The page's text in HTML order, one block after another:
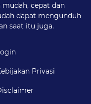
mudah, cepat dan
dapat mengunduh
saat itu juga.
Privasi